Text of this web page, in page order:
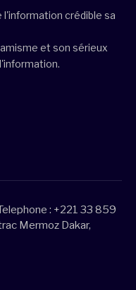
l'information crédible sa
et son sérieux
: +221 33 859
Mermoz Dakar,